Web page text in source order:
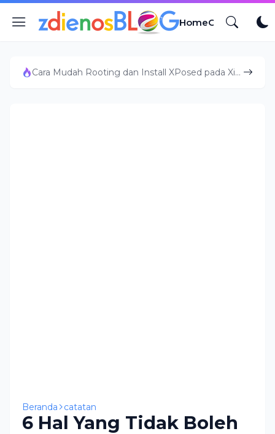
HomeContact
Cara Mudah Rooting dan Install XPosed pada Xiaomi Mi4i
Beranda catatan
6 Hal Yang Tidak Boleh